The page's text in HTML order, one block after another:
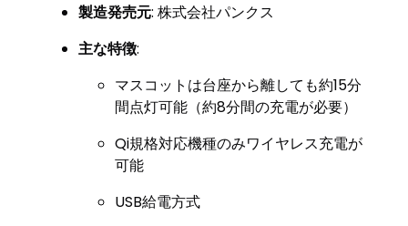
製造発売元: 株式会社パンクス
主な特徴:
マスコットは台座から離しても約15分
間点灯可能（約8分間の充電が必要）
Qi規格対応機種のみワイヤレス充電が
可能
USB給電方式